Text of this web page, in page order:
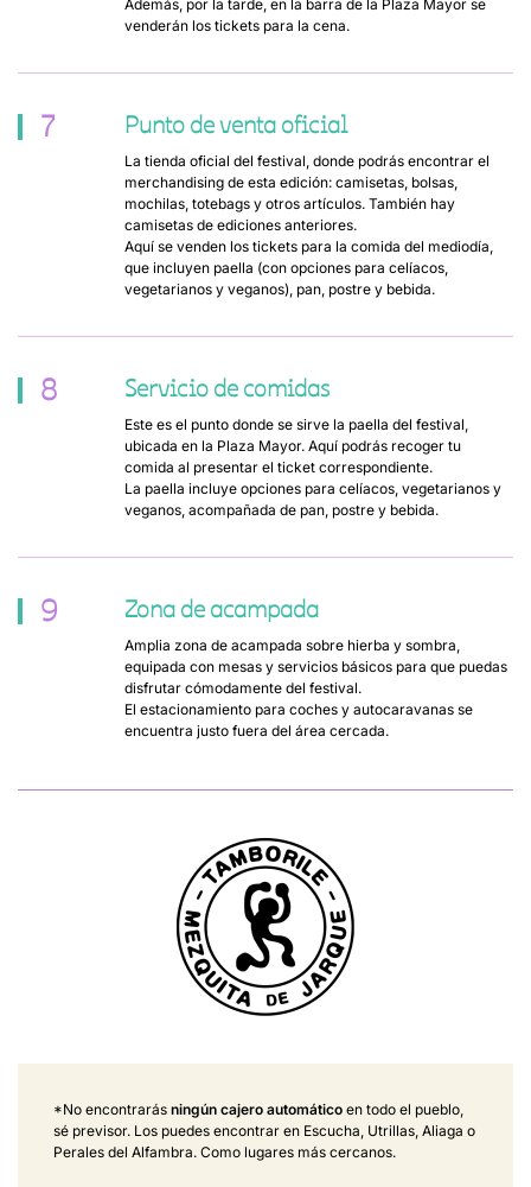
Además, por la tarde, en la barra de la Plaza Mayor se
venderán los tickets para la cena.
7 Punto de venta oficial
La tienda oficial del festival, donde podrás encontrar el
merchandising de esta edición: camisetas, bolsas,
mochilas, totebags y otros artículos. También hay
camisetas de ediciones anteriores.
Aquí se venden los tickets para la comida del mediodía,
que incluyen paella (con opciones para celíacos,
vegetarianos y veganos), pan, postre y bebida.
8 Servicio de comidas
Este es el punto donde se sirve la paella del festival,
ubicada en la Plaza Mayor. Aquí podrás recoger tu
comida al presentar el ticket correspondiente.
La paella incluye opciones para celíacos, vegetarianos y
veganos, acompañada de pan, postre y bebida.
9 Zona de acampada
Amplia zona de acampada sobre hierba y sombra,
equipada con mesas y servicios básicos para que puedas
disfrutar cómodamente del festival.
El estacionamiento para coches y autocaravanas se
encuentra justo fuera del área cercada.
*No encontrarás ningún cajero automático en todo el pueblo,
sé previsor. Los puedes encontrar en Escucha, Utrillas, Aliaga o
Perales del Alfambra. Como lugares más cercanos.